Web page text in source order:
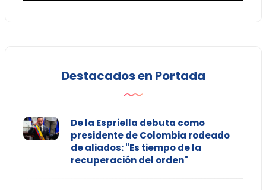
Destacados en Portada
De la Espriella debuta como
presidente de Colombia rodeado
de aliados: "Es tiempo de la
recuperación del orden"